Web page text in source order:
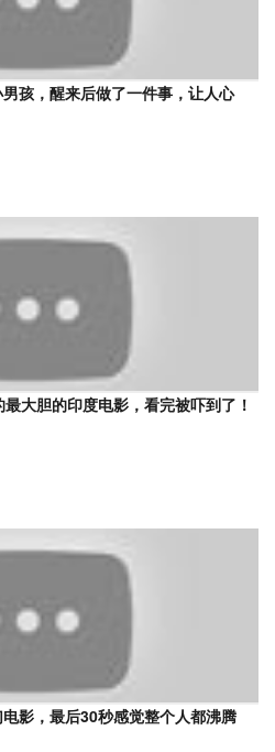
孩，醒来后做了一件事，让人心
大胆的印度电影，看完被吓到了！
影，最后30秒感觉整个人都沸腾